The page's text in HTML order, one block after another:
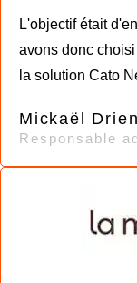
L'objectif était
avons donc
la solution Cato
Mickaël Drien
Responsable